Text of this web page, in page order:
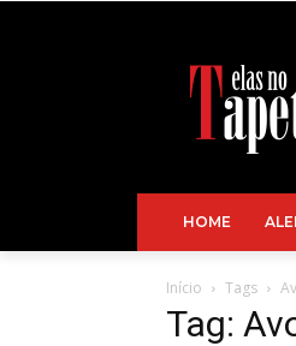
HOME
Início Tags
Tag: